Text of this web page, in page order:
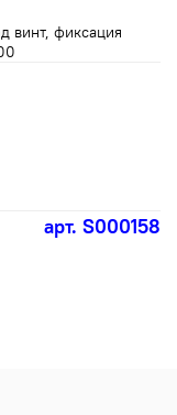
арт. S000158
винт, фиксация